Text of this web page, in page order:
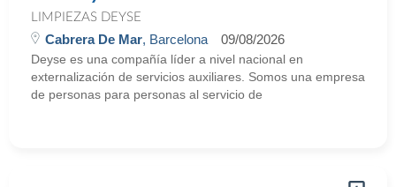
LIMPIEZAS DEYSE
Cabrera De Mar, Barcelona 09/08/2026
Deyse es una compañía líder a nivel nacional en
externalización de servicios auxiliares. Somos una empresa
de personas para personas al servicio de